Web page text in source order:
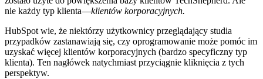
nie każdy typ klienta—klientów korporacyjnych.
HubSpot wie, że niektórzy użytkownicy przeglądający studia
przypadków zastanawiają się, czy oprogramowanie może pomóc im
uzyskać więcej klientów korporacyjnych (bardzo specyficzny typ
klienta). Ten nagłówek natychmiast przyciągnie kliknięcia z tych
perspektyw.